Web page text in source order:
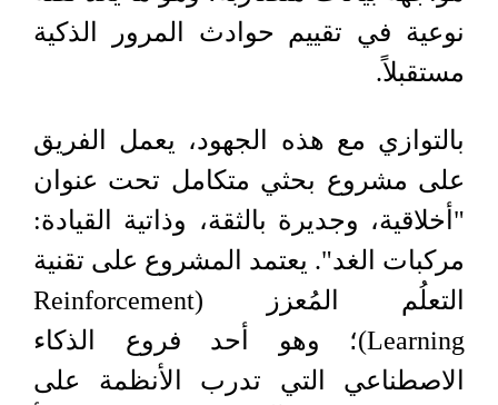
نوعية في تقييم حوادث المرور الذكية
مستقبلاً.
بالتوازي مع هذه الجهود، يعمل الفريق
على مشروع بحثي متكامل تحت عنوان
"أخلاقية، وجديرة بالثقة، وذاتية القيادة:
مركبات الغد". يعتمد المشروع على تقنية
التعلُم المُعزز (Reinforcement
Learning)؛ وهو أحد فروع الذكاء
الاصطناعي التي تدرب الأنظمة على